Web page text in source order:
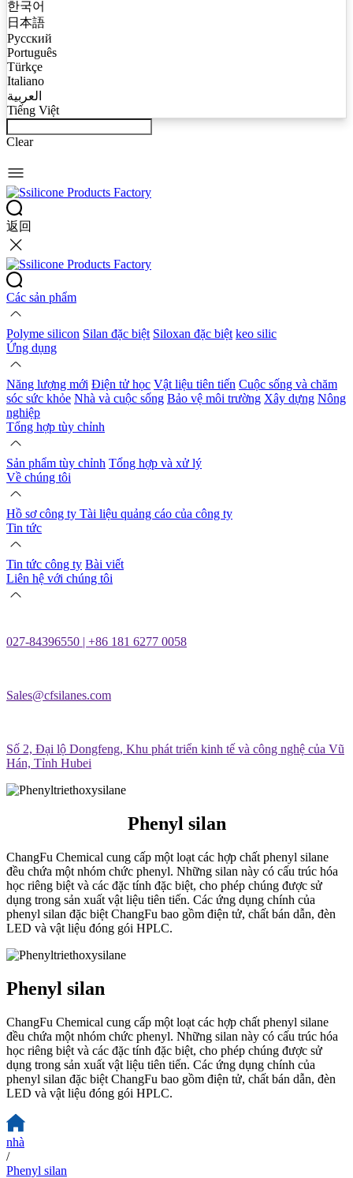
한국어
日本語
Русский
Português
Türkçe
Italiano
العربية
Tiếng Việt
Clear
返回
Các sản phẩm
Polyme silicon Silan đặc biệt Siloxan đặc biệt keo silic
Ứng dụng
Năng lượng mới Điện tử học Vật liệu tiên tiến Cuộc sống và chăm
sóc sức khỏe Nhà và cuộc sống Bảo vệ môi trường Xây dựng Nông
nghiệp
Tổng hợp tùy chỉnh
Sản phẩm tùy chỉnh Tổng hợp và xử lý
Về chúng tôi
Hồ sơ công ty Tài liệu quảng cáo của công ty
Tin tức
Tin tức công ty Bài viết
Liên hệ với chúng tôi
027-84396550 | +86 181 6277 0058
Sales@cfsilanes.com
Số 2, Đại lộ Dongfeng, Khu phát triển kinh tế và công nghệ của Vũ
Hán, Tỉnh Hubei
Phenyl silan
ChangFu Chemical cung cấp một loạt các hợp chất phenyl silane
đều chứa một nhóm chức phenyl. Những silan này có cấu trúc hóa
học riêng biệt và các đặc tính đặc biệt, cho phép chúng được sử
dụng trong sản xuất vật liệu tiên tiến. Các ứng dụng chính của
phenyl silan đặc biệt ChangFu bao gồm điện tử, chất bán dẫn, đèn
LED và vật liệu đóng gói HPLC.
Phenyl silan
ChangFu Chemical cung cấp một loạt các hợp chất phenyl silane
đều chứa một nhóm chức phenyl. Những silan này có cấu trúc hóa
học riêng biệt và các đặc tính đặc biệt, cho phép chúng được sử
dụng trong sản xuất vật liệu tiên tiến. Các ứng dụng chính của
phenyl silan đặc biệt ChangFu bao gồm điện tử, chất bán dẫn, đèn
LED và vật liệu đóng gói HPLC.
nhà
/
Phenyl silan